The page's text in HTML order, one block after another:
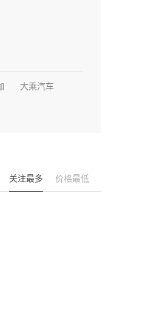
大乘汽车
关注最多 价格最低